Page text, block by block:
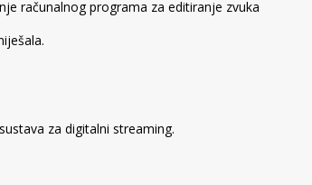
računalnog programa za editiranje zvuka
za digitalni streaming.